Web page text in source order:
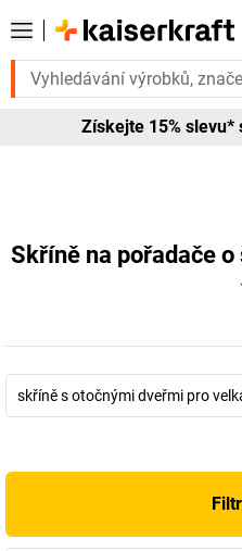
Potřebujete to
Získejte 15% slevu*
Skříně na pořadače
skříně s otočnými dveřmi pro